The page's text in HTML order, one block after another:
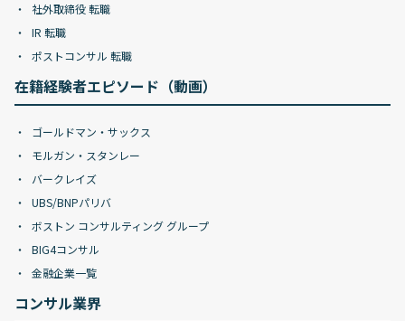
社外取締役 転職
IR 転職
ポストコンサル 転職
在籍経験者エピソード（動画）
ゴールドマン・サックス
モルガン・スタンレー
バークレイズ
UBS/BNPパリバ
ボストン コンサルティング グループ
BIG4コンサル
金融企業一覧
コンサル業界